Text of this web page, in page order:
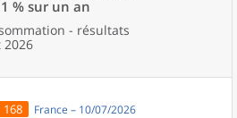
% sur un an
- résultats
2026
France – 10/07/2026